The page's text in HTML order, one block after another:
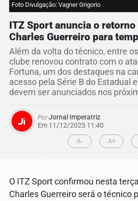
Foto Divulgação: Vagner Grigorio
ITZ Sport anuncia o
Charles Guerreiro para
Além da volta do técnico, entre
clube renovou contrato com o
Fortuna, um dos destaques na
acesso pela Série B do Estadual
devem ser anunciados nos
PorJornal Imperatriz
Em 11/12/2025 11:40
A- A+
O ITZ Sport confirmou nesta
Charles Guerreiro será o técnico